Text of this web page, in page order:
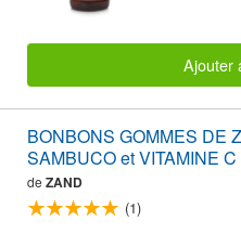
Ajouter
BONBONS GOMMES DE
SAMBUCO et VITAMINE
de ZAND
(1)